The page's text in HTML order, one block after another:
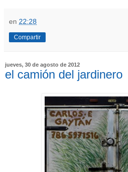
en 22:28
Compartir
jueves, 30 de agosto de 2012
el camión del jardinero